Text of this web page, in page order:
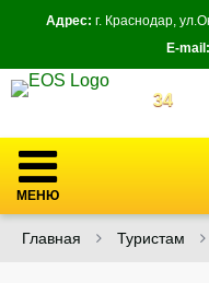
Адрес: г. Краснодар,
E-mail:
34
МЕНЮ
Главная Туристам